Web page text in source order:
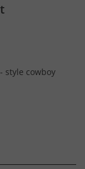
style cowboy